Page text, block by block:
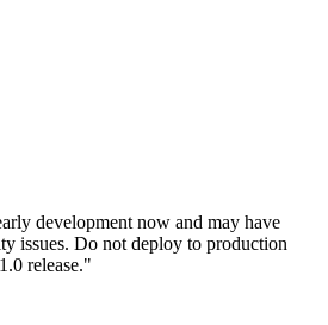
development now and may have
issues. Do not deploy to production
release."